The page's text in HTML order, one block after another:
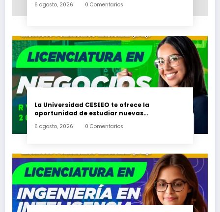
6 agosto, 2026 0 Comentarios
La Universidad CESEEO te ofrece la
oportunidad de estudiar nuevas
Escondido, Ixtepec y en la Matriz Juchitán.
6 agosto, 2026 0 Comentarios